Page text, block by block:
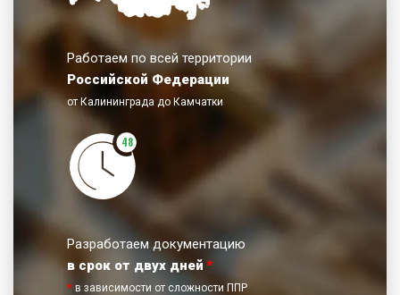
Работаем по всей территории
Российской Федерации
от Калининграда до Камчатки
48
Разработаем документацию
в срок от двух дней *
* в зависимости от сложности ППР